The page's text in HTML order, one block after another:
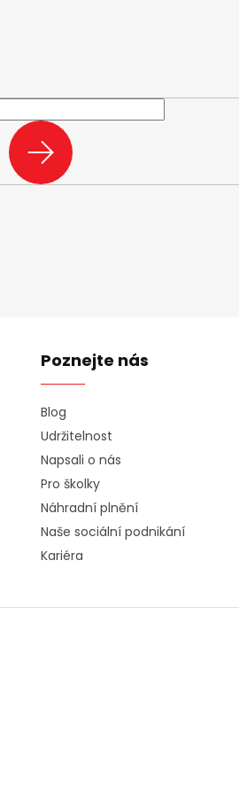
PŘIHLÁSIT
SE
Poznejte nás
Blog
Udržitelnost
Napsali o nás
Pro školky
Náhradní plnění
Naše sociální podnikání
Kariéra